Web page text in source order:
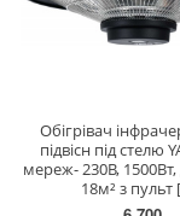
Обігрівач
підвісн під стелю
мереж- 230В, 1500Вт,
18м² з пульт